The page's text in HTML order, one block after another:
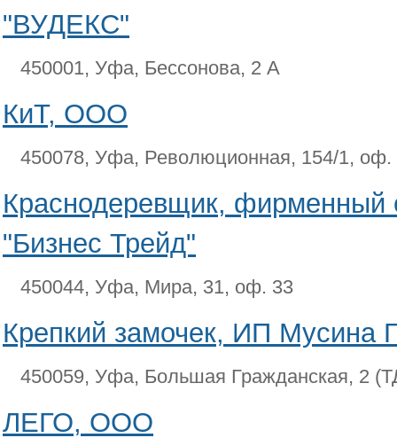
"ВУДЕКС"
450001, Уфа, Бессонова, 2 А
КиТ, ООО
450078, Уфа, Революционная, 154/1, оф.
Краснодеревщик,
"Бизнес Трейд"
450044, Уфа, Мира, 31, оф. 33
Крепкий замочек, ИП Мусина
450059, Уфа, Большая Гражданская, 2
ЛЕГО, ООО